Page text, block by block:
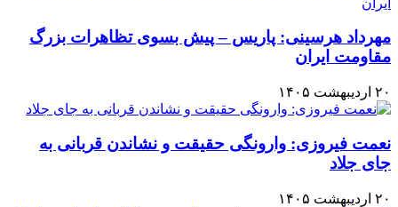
مهرداد هرسینی: پاریس – پیش بسوی تظاهرات بزرگ
مقاومت ایران
۲۰ اردیبهشت ۱۴۰۵
نعمت فیروزی: وارونگی حقیقت و نشاندن قربانی به
جای جلاد
۲۰ اردیبهشت ۱۴۰۵